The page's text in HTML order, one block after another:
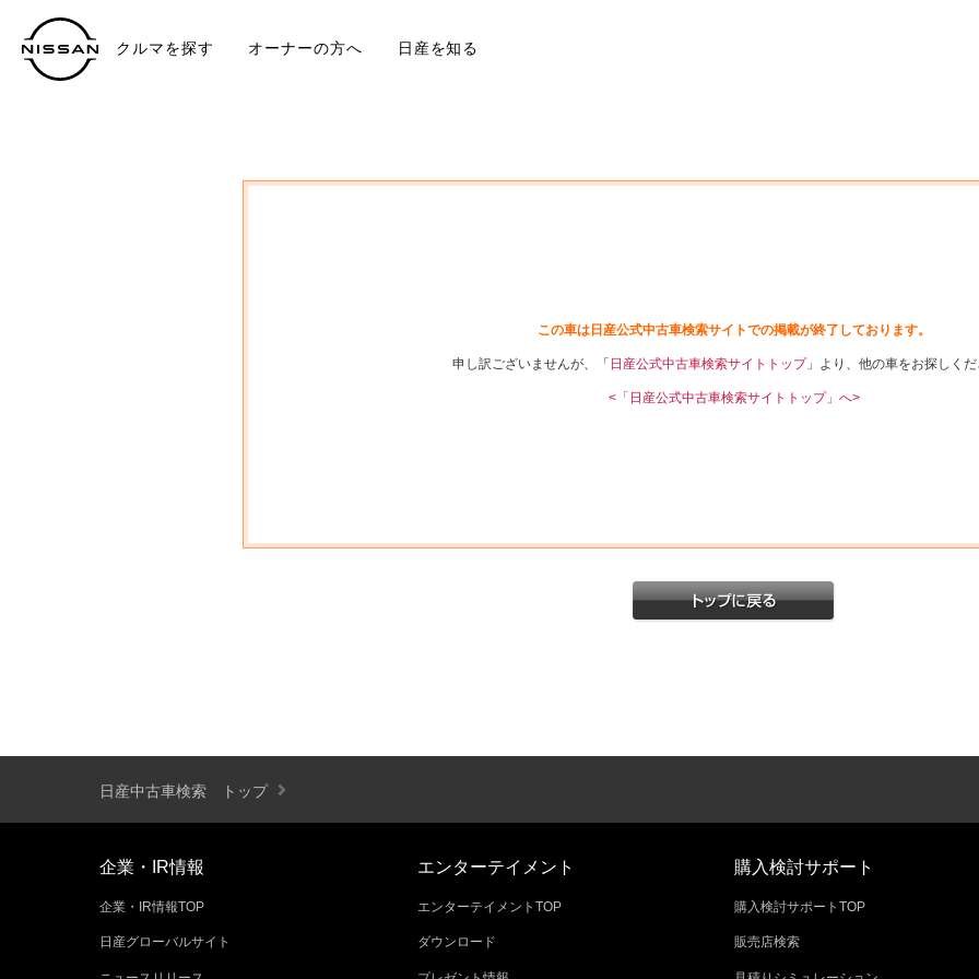
クルマを探す オーナーの方へ 日産を知る
この車は日産公式中古車検索サイトでの掲載が終了しております。
申し訳ございませんが、「 日産公式中古車検索サイトトップ」より、他の車をお探しくだ
<「日産公式中古車検索サイトトップ」へ>
日産中古車検索 トップ
企業・IR情報
企業・IR情報TOP
日産グローバルサイト
エンターテイメント
エンターテイメントTOP
ダウンロード
購入検討サポート
購入検討サポートTOP
販売店検索